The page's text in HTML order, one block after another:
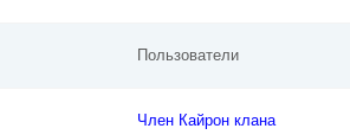
Пользователи
Член Кайрон клана